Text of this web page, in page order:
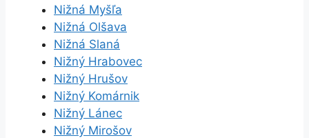
Nižná Myšľa
Nižná Olšava
Nižná Slaná
Nižný Hrabovec
Nižný Hrušov
Nižný Komárnik
Nižný Lánec
Nižný Mirošov